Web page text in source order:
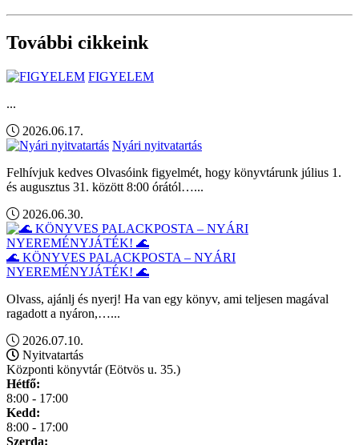
További cikkeink
FIGYELEM
...
2026.06.17.
Nyári nyitvatartás
Felhívjuk kedves Olvasóink figyelmét, hogy könyvtárunk július 1.
és augusztus 31. között 8:00 órától…...
2026.06.30.
🌊 KÖNYVES PALACKPOSTA – NYÁRI
NYEREMÉNYJÁTÉK! 🌊
Olvass, ajánlj és nyerj! Ha van egy könyv, ami teljesen magával
ragadott a nyáron,…...
2026.07.10.
Nyitvatartás
Központi könyvtár (Eötvös u. 35.)
Hétfő:
8:00 - 17:00
Kedd:
8:00 - 17:00
Szerda: